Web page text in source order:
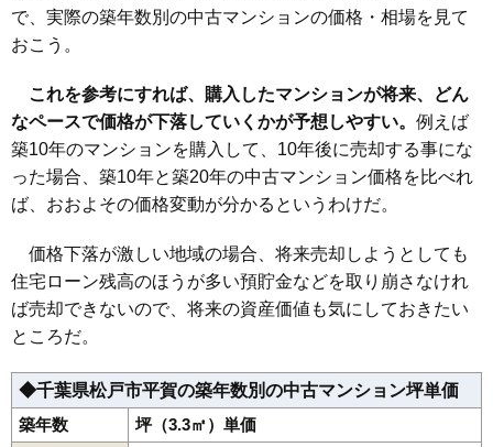
ハイマート松戸
交通 松戸駅（21分）
相場 1,280万円～1,480万円
(19.7万円/㎡~22.8万円/㎡)
マンションナビで
パークホームズ松戸セントラルマーク
住所 千葉県松戸市松戸
相場 4,830万円～5,130万円
(68.0万円/㎡~72.3万円/㎡)
で、実際の築年数別の中古マンションの価格・相場を見て
おこう。
これを参考にすれば、購入したマンションが将来、どん
なペースで価格が下落していくかが予想しやすい。 例えば
築10年のマンションを購入して、10年後に売却する事にな
った場合、築10年と築20年の中古マンション価格を比べれ
ば、おおよその価格変動が分かるというわけだ。
価格下落が激しい地域の場合、将来売却しようとしても
住宅ローン残高のほうが多い預貯金などを取り崩さなけれ
ば売却できないので、将来の資産価値も気にしておきたい
ところだ。
◆千葉県松戸市平賀の築年数別の中古マンション坪単価
築年数
坪（3.3㎡）単価